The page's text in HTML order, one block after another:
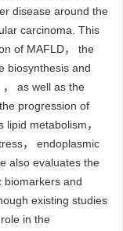
disease around the
carcinoma. This
of MAFLD， the
biosynthesis and
， as well as the
progression of
metabolism，
， endoplasmic
also evaluates the
biomarkers and
existing studies
in the